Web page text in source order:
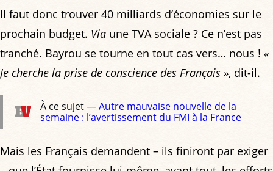
Il faut donc trouver 40 milliards d’économies sur le
prochain budget. Via une TVA sociale ? Ce n’est pas
tranché. Bayrou se tourne en tout cas vers… nous ! «
Je cherche la prise de conscience des Français », dit-il.
À ce sujet —Autre mauvaise nouvelle de la
semaine : l’avertissement du FMI à la France
Mais les Français demandent – ils finiront par exiger